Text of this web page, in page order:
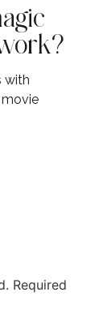
with
Required